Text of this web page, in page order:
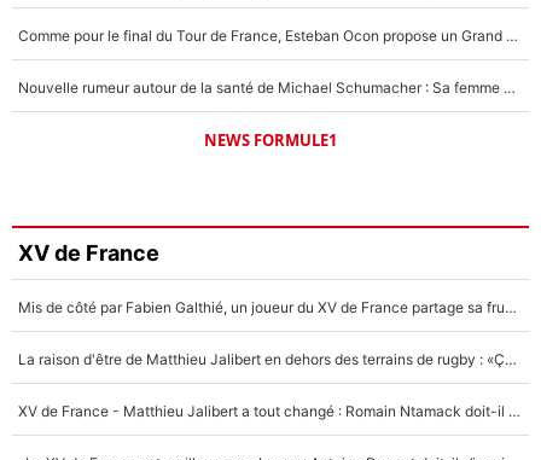
Comme pour le final du Tour de France, Esteban Ocon propose un Grand Prix de Formule 1 à Paris : «Autour de l’Arc de Triomphe, ce serait génial» !
Nouvelle rumeur autour de la santé de Michael Schumacher : Sa femme Corinna sort du silence
NEWS FORMULE1
XV de France
Mis de côté par Fabien Galthié, un joueur du XV de France partage sa frustration : «ils ne me l’ont pas dit tout de suite»
La raison d'être de Matthieu Jalibert en dehors des terrains de rugby : «Ça m'atteint autant que si tu touches à un membre de ma famille»
XV de France - Matthieu Jalibert a tout changé : Romain Ntamack doit-il s’inquiéter pour sa place à un an de la Coupe du monde ?